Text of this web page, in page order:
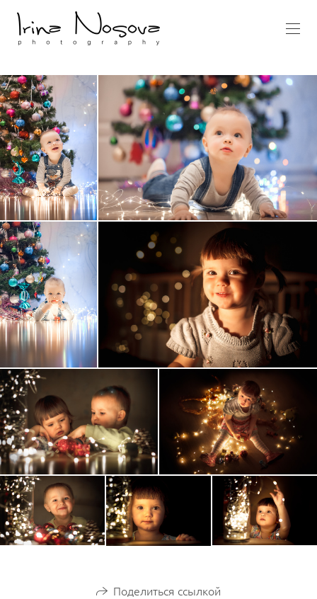
Поделиться ссылкой